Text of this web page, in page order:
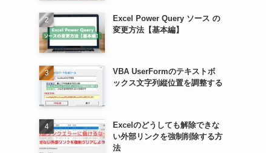
Excel Power Query ソース の
変更方法【基本編】
VBA UserFormのテキストボ
ックス文字列縦位置を調整する
Excelのどうしても解除できな
い外部リンクを強制削除する方
法